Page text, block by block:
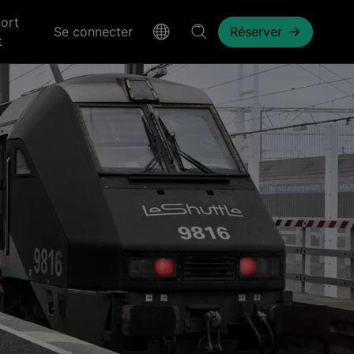
Se connecter Réserver